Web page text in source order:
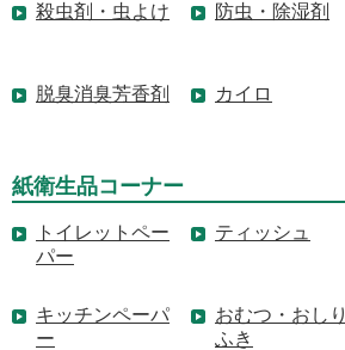
殺虫剤・虫よけ 防虫・除湿剤
脱臭消臭芳香剤 カイロ
紙衛生品コーナー
トイレットペー
パー
ティッシュ
キッチンペーパ
ー
おむつ・おしり
ふき